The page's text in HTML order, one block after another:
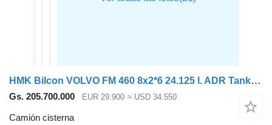
HMK Bilcon VOLVO FM 460 8x2*6 24.125 l. ADR Tanktruck
Gs. 205.700.000 EUR 29.900 ≈ USD 34.550
Camión cisterna